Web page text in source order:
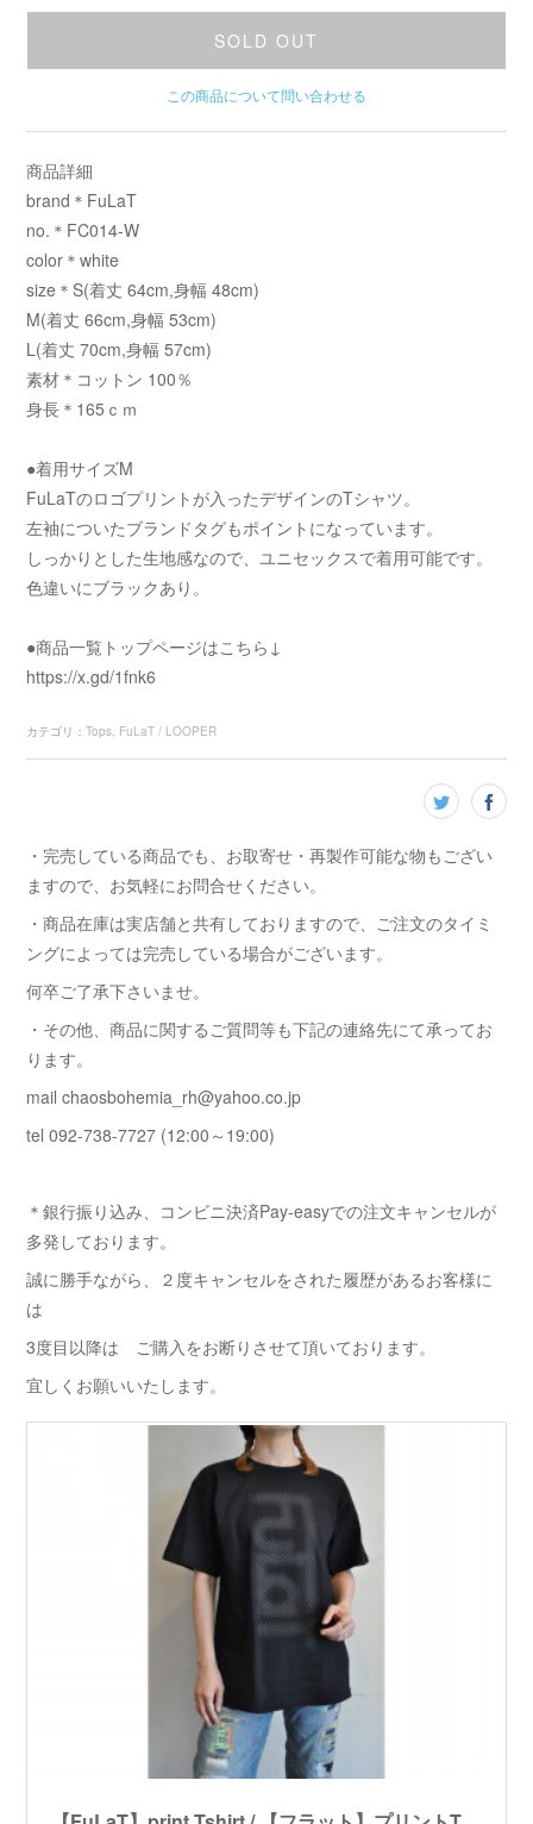
SOLD OUT
この商品について問い合わせる
商品詳細
brand＊FuLaT
no.＊FC014-W
color＊white
size＊S(着丈 64cm,身幅 48cm)
M(着丈 66cm,身幅 53cm)
L(着丈 70cm,身幅 57cm)
素材＊コットン 100％
身長＊165ｃｍ
●着用サイズM
FuLaTのロゴプリントが入ったデザインのTシャツ。
左袖についたブランドタグもポイントになっています。
しっかりとした生地感なので、ユニセックスで着用可能です。
色違いにブラックあり。
●商品一覧トップページはこちら↓
https://x.gd/1fnk6
カテゴリ ：Tops FuLaT / LOOPER
・完売している商品でも、お取寄せ・再製作可能な物もござい
ますので、お気軽にお問合せください。
・商品在庫は実店舗と共有しておりますので、ご注文のタイミ
ングによっては完売している場合がございます。
何卒ご了承下さいませ。
・その他、商品に関するご質問等も下記の連絡先にて承ってお
ります。
mail chaosbohemia_rh@yahoo.co.jp
tel 092-738-7727 (12:00～19:00)
＊銀行振り込み、コンビニ決済Pay-easyでの注文キャンセルが
多発しております。
誠に勝手ながら、２度キャンセルをされた履歴があるお客様に
は
3度目以降は ご購入をお断りさせて頂いております。
宜しくお願いいたします。